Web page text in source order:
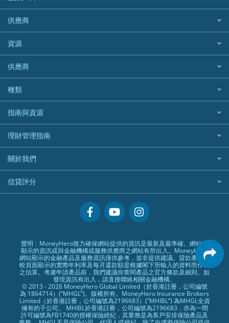
OCBC 華僑銀行
PrimeCredit 安信信貸
Promise 邦民日本財務
Rabbit Credit月兔信貸
Standard Chartered 渣打銀行
UA 亞洲聯合財務
WeLab Bank
WeLend 貸款
高獎賞信用卡推薦
酒店信用卡
東亞銀行
SIM
Airwallex信用卡
危疾保險
年金資訊
樓宇火險
歐洲旅遊保險及資訊
越南旅遊保險及資訊
澳洲旅遊保險及資訊
長者嘆世界
家庭親子遊
自駕遊比較
相機有得保
專為孕婦設計的最佳旅遊保險
最佳滑雪旅遊保險
最適合BB的旅遊保險
Allied World 世聯
Avo
中國銀行
Bolttech 保特
Blue Cross 藍十字
中國平安
HSBC滙豐銀行
MSIG 三井住友
Prudential 保誠
QBE 昆士蘭
Starr
中銀汽車保險
Allianz安聯汽車保險
bolttech保障汽車保險
Zurich蘇黎世汽車保險
QBE昆士蘭汽車保險
平安汽車保險
富途證券
IB盈透證券
老虎證券
uSMART 盈立證券
華盛証券
長橋證券
WeBull微牛證券
漲樂全球通｜華泰國際
OSL
供應商
富途牛牛好唔好？
Webull微牛證券好唔好？
Longbridge長橋證券好唔好？
老虎證券好唔好？
華盛証券好唔好？
漲樂全球通好唔好？
IB盈透證券好唔好？
盈立證券 uSMART 好唔好？
Stashaway好唔好？
資源
股票戶口開戶
證券行邊間好？
港股5隻高息ETF精選
什麼是ETF？
香港30大高息股排行
黃金ETF懶人包
最值得注意的比特幣ETF
選股策略：五步調查攻略
供應商
銀行戶口比較
尊尚銀行戶口
Citi Plus
中信銀行inMotion
Airwallex銀行
種類
定期存款
港元定存
人民幣定存
美元定存
英鎊定存
澳元定存
指南與資源
理財資訊
識慳識賺
債務管理
投資理財
置業安居
專欄文章
理財管理指南
常用相關詞彙
MoneyHero電子報
所有合作銀行或機構
關於我們
服務承諾
網上支援
常見問題
條款及細則
編輯守則
廣告合作
廣告政策
私隱政策
信貸評分
聲明﹕MoneyHero致力確保網站提供的資訊是最新及最準確。網站所
顯示的資訊或與金融機構或服務供應商之網站有所出入。MoneyHero
網站顯示的金融產品及服務資訊僅供參考，並非提供建議。貸款產品比
較頁面顯示的實際年利率及每月還款額是根據閣下所輸入的資料而作出
之估算。考慮申請產品前，我們建議你查閱產品之官方條款及細則。如
發現資訊有出入，請直接聯絡相關金融機構。
© 2013 - 2026 MoneyHero Global Limited（於香港註冊，公司編號
為 1864714）(“MHGL”)。版權所有。MoneyHero Insurance Brokers
Limited（於香港註冊，公司編號為2196683）(”MHIBL”) 為MHGL全資
擁有的子公司。 MHIBL於香港註冊，公司編號為2196683，亦為一間
許可編號為FB1740的授權保險經紀，其業務是為客戶安排保險產品及